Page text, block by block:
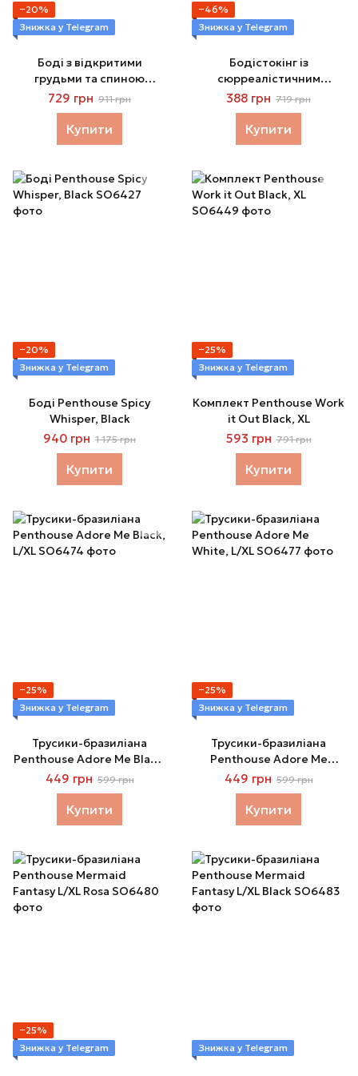
−20%
Знижка у Telegram
Боді з відкритими
грудьми та спиною
Penthouse - Turned On
Black
729 грн 911 грн
Купити
−46%
Знижка у Telegram
Бодістокінг із
сюрреалістичним
дизайном Penthouse -
Wild virus black
388 грн 719 грн
Купити
−20%
Знижка у Telegram
Боді Penthouse Spicy
Whisper, Black
940 грн 1 175 грн
Купити
−25%
Знижка у Telegram
Комплект Penthouse Work
it Out Black, XL
593 грн 791 грн
Купити
−25%
Знижка у Telegram
Трусики-бразиліана
Penthouse Adore Me Black,
L/XL
449 грн 599 грн
Купити
−25%
Знижка у Telegram
Трусики-бразиліана
Penthouse Adore Me
White, L/XL
449 грн 599 грн
Купити
−25%
Знижка у Telegram
Знижка у Telegram